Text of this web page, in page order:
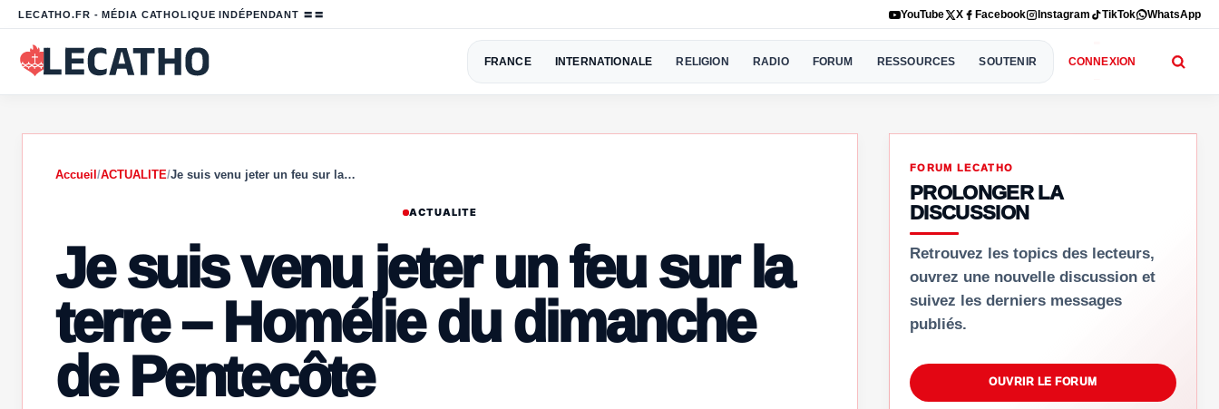
LECATHO.FR - MÉDIA CATHOLIQUE INDÉPENDANT 〓〓 YouTube X Facebook Instagram TikTok WhatsApp
FRANCE INTERNATIONALE RELIGION RADIO FORUM RESSOURCES SOUTENIR CONNEXION
Accueil /ACTUALITE/Je suis venu jeter un feu sur la…
ACTUALITE
Je suis venu jeter un feu sur la
terre – Homélie du dimanche
de Pentecôte
FORUM LECATHO
PROLONGER LA
DISCUSSION
Retrouvez les topics des lecteurs,
ouvrez une nouvelle discussion et
suivez les derniers messages
publiés.
OUVRIR LE FORUM